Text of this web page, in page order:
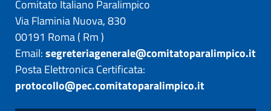
Comitato Italiano Paralimpico
Via Flaminia Nuova, 830
00191 Roma( Rm)
Email:segreteriagenerale@comitatoparalimpico.it
Posta Elettronica Certificata:
protocollo@pec.comitatoparalimpico.it